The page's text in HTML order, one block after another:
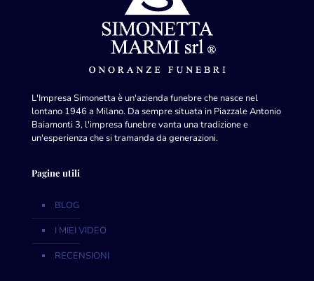
L'Impresa Simonetta è un'azienda funebre che nasce nel
lontano 1946 a Milano. Da sempre situata in Piazzale Antonio
Baiamonti 3, l'impresa funebre vanta una tradizione e
un'esperienza che si tramanda da generazioni.
Pagine utili
BLOG
I MIEI VIDEO
RECENSIONI